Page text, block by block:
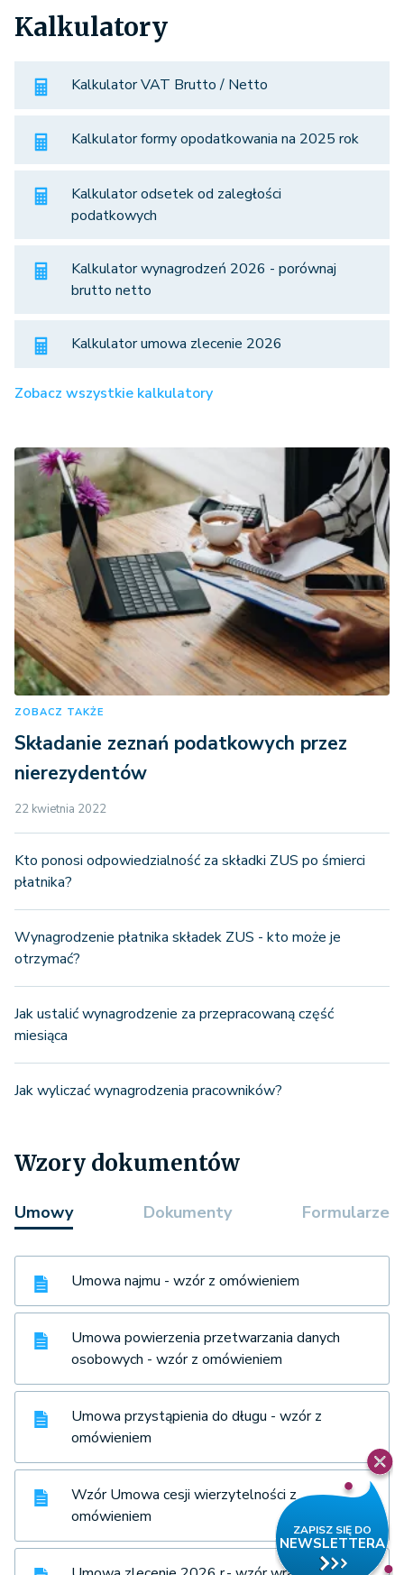
Kalkulatory
Kalkulator VAT Brutto / Netto
Kalkulator formy opodatkowania na 2025 rok
Kalkulator odsetek od zaległości
podatkowych
Kalkulator wynagrodzeń 2026 - porównaj
brutto netto
Kalkulator umowa zlecenie 2026
Zobacz wszystkie kalkulatory
ZOBACZ TAKŻE
Składanie zeznań podatkowych przez
nierezydentów
22 kwietnia 2022
Kto ponosi odpowiedzialność za składki ZUS po śmierci
płatnika?
Wynagrodzenie płatnika składek ZUS - kto może je
otrzymać?
Jak ustalić wynagrodzenie za przepracowaną część
miesiąca
Jak wyliczać wynagrodzenia pracowników?
Wzory dokumentów
Umowy Dokumenty Formularze
Umowa najmu - wzór z omówieniem
Umowa powierzenia przetwarzania danych
osobowych - wzór z omówieniem
Umowa przystąpienia do długu - wzór z
omówieniem
Wzór Umowa cesji wierzytelności z
omówieniem